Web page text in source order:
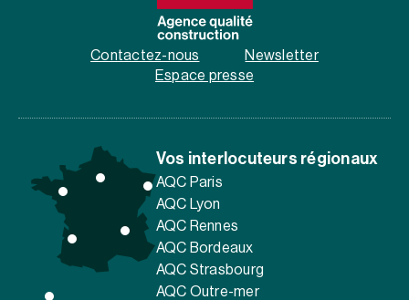
Contactez-nous
Newsletter
Espace presse
Vos interlocuteurs régionaux
AQC Paris
AQC Lyon
AQC Rennes
AQC Bordeaux
AQC Strasbourg
AQC Outre-mer